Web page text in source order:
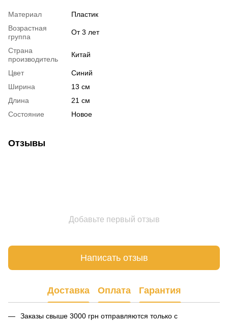
Материал
Пластик
Возрастная
группа
От 3 лет
Страна
производитель
Китай
Цвет
Синий
Ширина
13 см
Длина
21 см
Состояние
Новое
Отзывы
Добавьте первый отзыв
Написать отзыв
Доставка Оплата Гарантия
Заказы свыше 3000 грн отправляются только с